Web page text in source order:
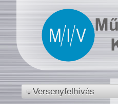
Versenyfelhívás